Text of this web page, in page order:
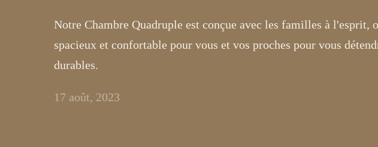
Notre Chambre Quadruple est conçue avec les familles à l'esprit,
spacieux et confortable pour vous et vos proches pour vous
durables.
17 août, 2023